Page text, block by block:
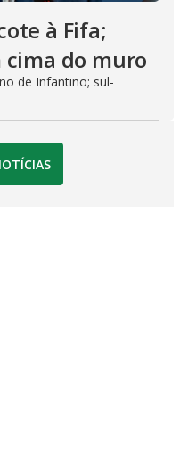
à Fifa;
do muro
de Infantino; sul-